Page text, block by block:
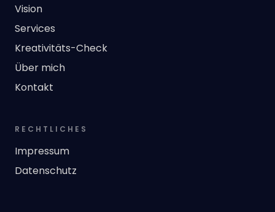
Vision
Services
Kreativitäts-Check
Über mich
Kontakt
RECHTLICHES
Impressum
Datenschutz